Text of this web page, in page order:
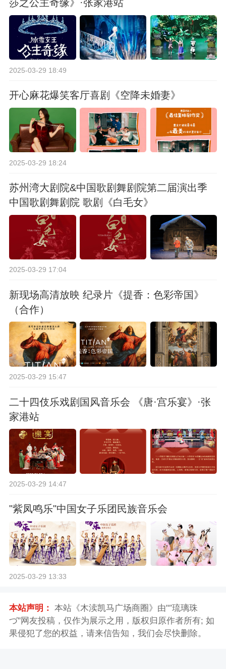
莎之公主奇缘》·张家港站
2025-03-29 18:49
开心麻花爆笑客厅喜剧《空降未婚妻》
2025-03-29 18:24
苏州湾大剧院&中国歌剧舞剧院第二届演出季
中国歌剧舞剧院 歌剧《白毛女》
2025-03-29 17:04
新现场高清放映 纪录片《提香：色彩帝国》
（合作）
2025-03-29 15:47
二十四伎乐戏剧国风音乐会 《唐·宫乐宴》·张
家港站
2025-03-29 14:47
"紫凤鸣乐"中国女子乐团民族音乐会
2025-03-29 13:33
本站声明： 本站《木渎凯马广场商圈》由"″琉璃珠
づ"网友投稿，仅作为展示之用，版权归原作者所有; 如
果侵犯了您的权益，请来信告知，我们会尽快删除。